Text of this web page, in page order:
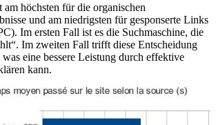
höchsten für die organischen
und am niedrigsten für gesponserte Links
Im ersten Fall ist es die Suchmaschine, die
Im zweiten Fall trifft diese Entscheidung
eine bessere Leistung durch effektive
kann.